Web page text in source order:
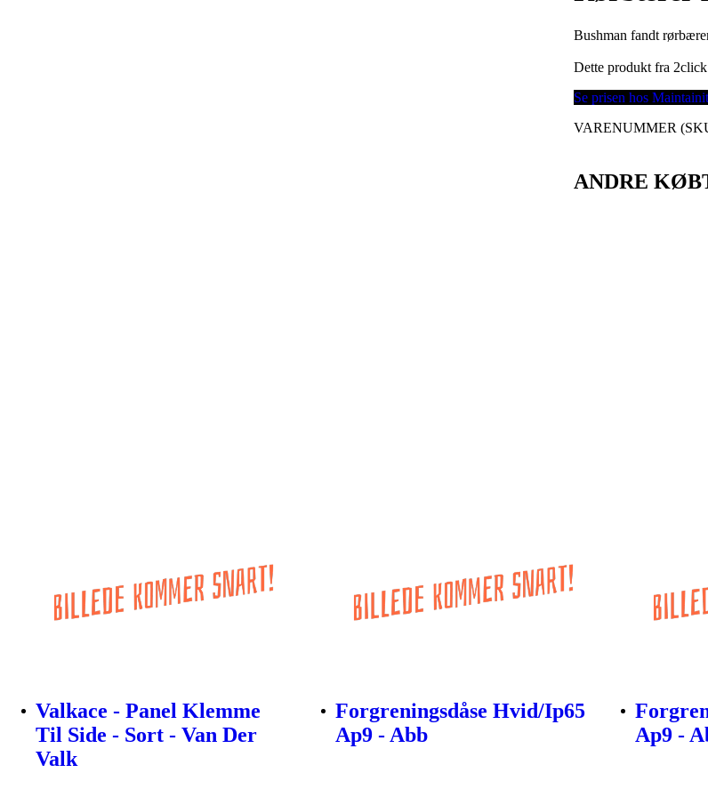
Bushman fandt
Dette produkt fra
Se prisen hos Maintainit
VARENUMMER
ANDRE
Valkace - Panel Klemme
Til Side - Sort - Van Der
Valk
Forgreningsdåse Hvid/Ip65
Ap9 - Abb
Ap9 -